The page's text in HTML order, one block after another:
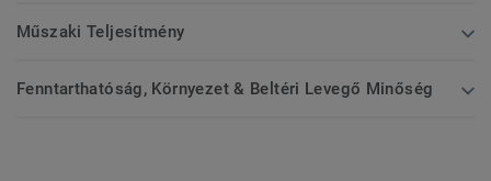
Műszaki Teljesítmény
Fenntarthatóság, Környezet & Beltéri Levegő Minőség